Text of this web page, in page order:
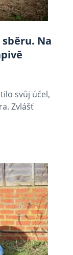
Na
svůj účel,
Zvlášť